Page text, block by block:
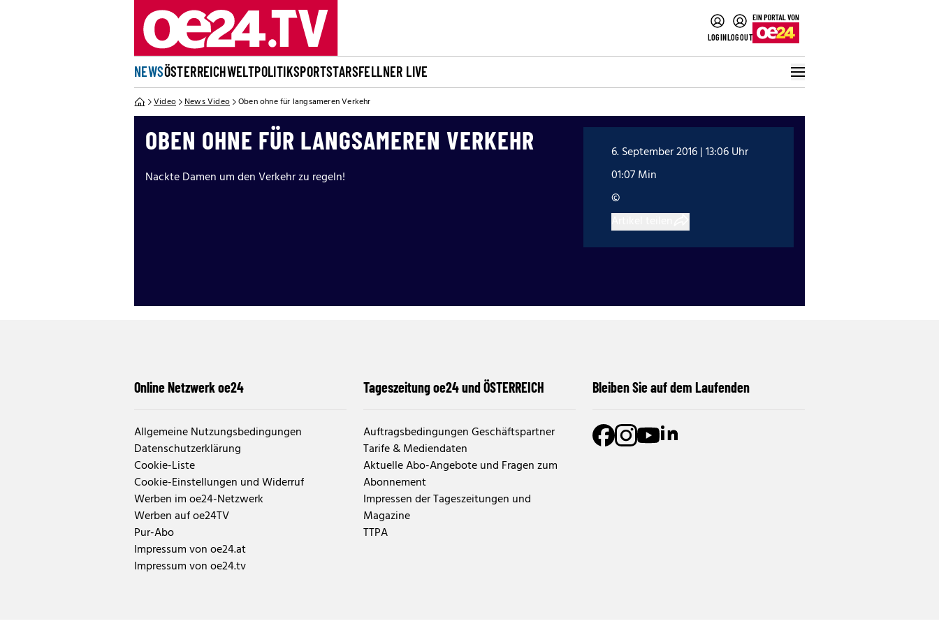
LOGINLOGOUT
NEWSÖSTERREICHWELTPOLITIKSPORTSTARSFELLNER LIVE
Video News Video Oben ohne für langsameren Verkehr
OBEN OHNE FÜR LANGSAMEREN VERKEHR
Nackte Damen um den Verkehr zu regeln!
6. September 2016 | 13:06 Uhr
01:07 Min
©
Online Netzwerk oe24
Allgemeine Nutzungsbedingungen
Datenschutzerklärung
Cookie-Liste
Cookie-Einstellungen und Widerruf
Werben im oe24-Netzwerk
Werben auf oe24TV
Pur-Abo
Impressum von oe24.at
Impressum von oe24.tv
Tageszeitung oe24 und ÖSTERREICH
Auftragsbedingungen Geschäftspartner
Tarife & Mediendaten
Aktuelle Abo-Angebote und Fragen zum
Abonnement
Impressen der Tageszeitungen und
Magazine
TTPA
Bleiben Sie auf dem Laufenden